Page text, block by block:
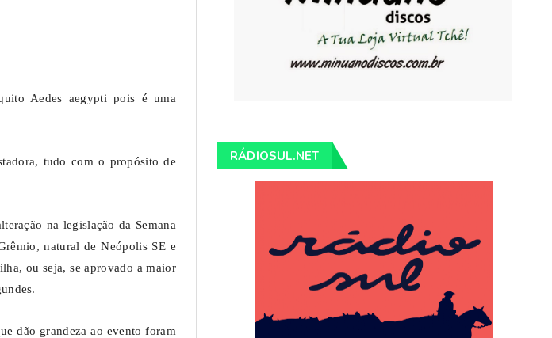
Aedes aegypti pois é uma
tudo com o propósito de
na legislação da Semana
natural de Neópolis SE e
ou seja, se aprovado a maior
dão grandeza ao evento foram
RÁDIOSUL.NET